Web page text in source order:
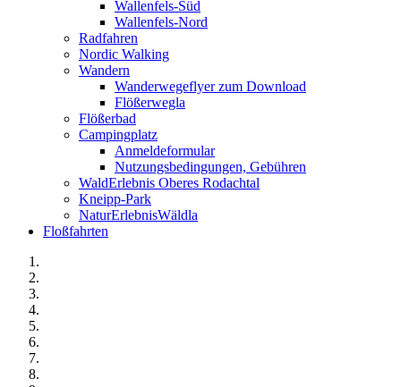
Wallenfels-Süd
Wallenfels-Nord
Radfahren
Nordic Walking
Wandern
Wanderwegeflyer zum Download
Flößerwegla
Flößerbad
Campingplatz
Anmeldeformular
Nutzungsbedingungen, Gebühren
WaldErlebnis Oberes Rodachtal
Kneipp-Park
NaturErlebnisWäldla
Floßfahrten